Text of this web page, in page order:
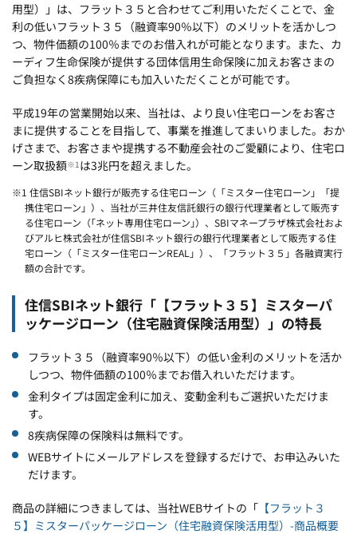
用型）」は、フラット３５と合わせてご利用いただくことで、金
利の低いフラット３５（融資率90％以下）のメリットを活かしつ
つ、物件価額の100％までのお借入れが可能となります。また、カ
ーディフ生命保険が提供する団体信用生命保険に加えお客さまの
ご負担なく8疾病保障にも加入いただくことが可能です。
平成19年の営業開始以来、当社は、より良い住宅ローンをお客さ
まに提供することを目指して、事業を推進してまいりました。おか
げさまで、お客さまや提携する不動産会社のご愛顧により、住宅ロ
ーン取扱額※1は3兆円を超えました。
※1 住信SBIネット銀行が販売する住宅ローン（「ミスター住宅ローン」「提
携住宅ローン」）、当社が三井住友信託銀行の銀行代理業者として販売す
る住宅ローン（｢ネット専用住宅ローン｣）、SBIマネープラザ株式会社およ
びアルヒ株式会社が住信SBIネット銀行の銀行代理業者として販売する住
宅ローン（「ミスター住宅ローンREAL」）、「フラット３５」各融資実行
額の合計です。
住信SBIネット銀行「【フラット３５】ミスターパ
ッケージローン（住宅融資保険活用型）」の特長
フラット３５（融資率90％以下）の低い金利のメリットを活か
しつつ、物件価額の100％までお借入れいただけます。
金利タイプは固定金利に加え、変動金利もご選択いただけま
す。
8疾病保障の保険料は無料です。
WEBサイトにメールアドレスを登録するだけで、お申込みいた
だけます。
商品の詳細につきましては、当社WEBサイトの「 【フラット３
５】ミスターパッケージローン（住宅融資保険活用型）-商品概要